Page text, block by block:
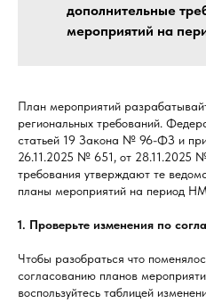
дополнительные
мероприятий на
План мероприятий
региональных требований.
статьей 19 Закона № 96-ФЗ и
26.11.2025 № 651, от 28.11.2025
требования утверждают те
планы мероприятий на период
1. Проверьте изменения по
Чтобы разобраться что
согласованию планов
воспользуйтесь таблицей